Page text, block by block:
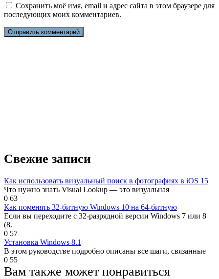
Сохранить моё имя, email и адрес сайта в этом браузере для
последующих моих комментариев.
Свежие записи
Как использовать визуальный поиск в фотографиях в iOS 15
Что нужно знать Visual Lookup — это визуальная
0 63
Как поменять 32-битную Windows 10 на 64-битную
Если вы переходите с 32-разрядной версии Windows 7 или 8
(8.
0 57
Установка Windows 8.1
В этом руководстве подробно описаны все шаги, связанные
0 55
Вам также может понравиться